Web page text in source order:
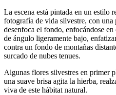
La escena está pintada en un estilo
fotografía de vida silvestre, con
desenfoca el fondo, enfocándose
de ángulo ligeramente bajo,
contra un fondo de montañas
surcado de nubes tenues.
Algunas flores silvestres en primer
una suave brisa agita la hierba,
viva de este hábitat natural.